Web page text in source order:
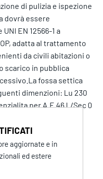
di pulizia e ispezione
dovrà essere
EN 12566-1 a
adatta al trattamento
da civili abitazioni o
scarico in pubblica
fossa settica
dimenzioni: Lu 230
per A.E 46 L/Sec 0
aggiornate e in
ed estere